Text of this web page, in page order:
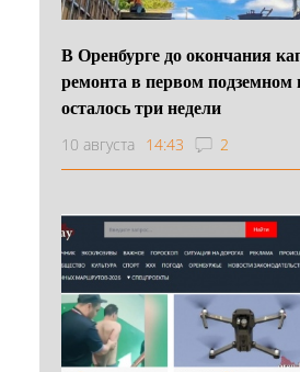
В Оренбурге до окончания
ремонта в первом подземном
осталось три недели
10 августа 14:43 2